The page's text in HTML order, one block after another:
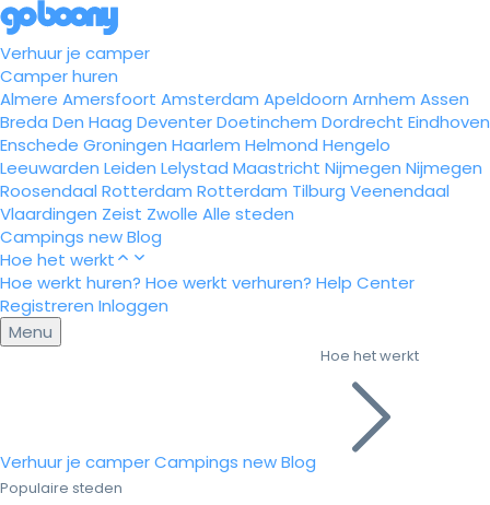
Verhuur je camper
Camper huren
Almere Amersfoort Amsterdam Apeldoorn Arnhem Assen
Breda Den Haag DeventerDoetinchem Dordrecht Eindhoven
Enschede Groningen Haarlem Helmond Hengelo
Leeuwarden Leiden Lelystad Maastricht Nijmegen Nijmegen
Roosendaal Rotterdam Rotterdam Tilburg Veenendaal
Vlaardingen Zeist Zwolle Alle steden
Campings newBlog
Hoe het werkt
Hoe werkt huren? Hoe werkt verhuren? Help Center
Registreren Inloggen
Menu
Verhuur je camperCampings newBlog
Hoe het werkt
Populaire steden